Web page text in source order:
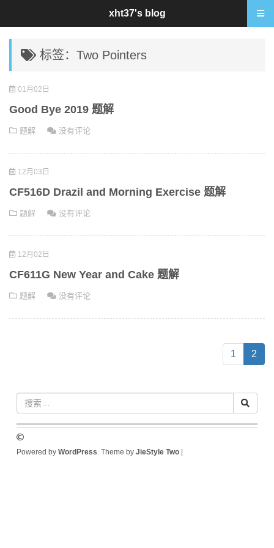
标签：Two Pointers
01月02日
Good Bye 2019 题解
题解 没有评论
12月03日
CF516D Drazil and Morning Exercise 题解
题解 没有评论
12月02日
CF611G New Year and Cake 题解
题解 没有评论
1 2
Powered by WordPress. Theme by JieStyle Two|
xht37's blog